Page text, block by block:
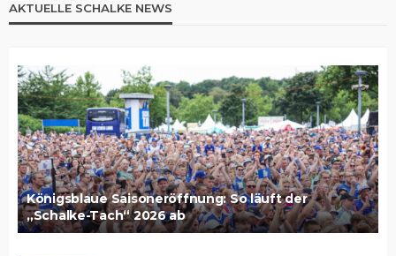
AKTUELLE SCHALKE NEWS
Königsblaue Saisoneröffnung: So läuft der
„Schalke-Tach“ 2026 ab